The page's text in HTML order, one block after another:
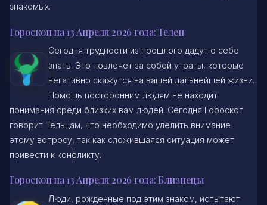
знакомых.
Гороскоп на 13 Апреля 2026 года: Телец
Сегодня трудности из прошлого дадут о себе
знать. Это повлечет за собой утраты, которые
негативно скажутся на вашей дальнейшей жизни.
Помощь посторонним людям не находит
понимания среди близких вам людей. Сегодня Гороскоп
говорит Тельцам, что необходимо уделить внимание
этому вопросу, так как сложившаяся ситуация может
привести к конфликту.
Гороскоп на 13 Апреля 2026 года: Близнецы
Люди, рожденные под этим знаком, испытают